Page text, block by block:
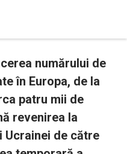
numărului de
în Europa, de la
patru mii de
revenirea la
Ucrainei de către